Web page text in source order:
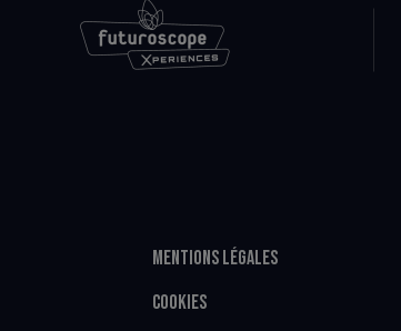
MENTIONS LÉGALES
COOKIES